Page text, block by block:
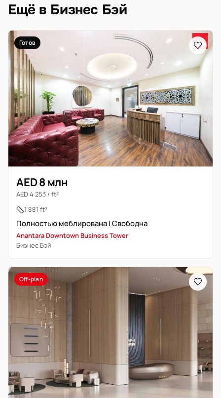
Ещё в Бизнес Бэй
Готов
AED 8 млн
AED 4 253 / ft²
1 881 ft²
Полностью меблирована | Свободна
Anantara Downtown Business Tower
Бизнес Бэй
Off-plan